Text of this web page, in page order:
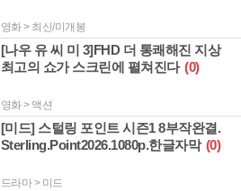
영화 > 최신/미개봉
[나우 유 씨 미 3]FHD 더 통쾌해진 지상
최고의 쇼가 스크린에 펼쳐진다 (0)
영화 > 액션
[미드] 스털링 포인트 시즌1 8부작완결.
Sterling.Point2026.1080p.한글자막 (0)
드라마 > 미드